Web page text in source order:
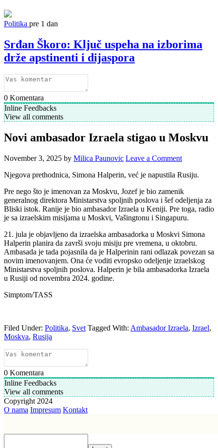
Politika pre 1 dan
Srđan Škoro: Ključ uspeha na izborima
drže apstinenti i dijaspora
0 Komentara
Inline Feedbacks
View all comments
Novi ambasador Izraela stigao u Moskvu
November 3, 2025 by Milica Paunovic Leave a Comment
Njegova prethodnica, Simona Halperin, već je napustila Rusiju.
Pre nego što je imenovan za Moskvu, Jozef je bio zamenik
generalnog direktora Ministarstva spoljnih poslova i šef odeljenja za
Bliski istok. Ranije je bio ambasador Izraela u Keniji. Pre toga, radio
je sa izraelskim misijama u Moskvi, Vašingtonu i Singapuru.
21. jula je objavljeno da izraelska ambasadorka u Moskvi Simona
Halperin planira da završi svoju misiju pre vremena, u oktobru.
Ambasada je tada pojasnila da je Halperinin rani odlazak povezan sa
novim imenovanjem. Ona će voditi evropsko odeljenje izraelskog
Ministarstva spoljnih poslova. Halperin je bila ambasadorka Izraela
u Rusiji od novembra 2024. godine.
Simptom/TASS
Filed Under: Politika, Svet Tagged With: Ambasador Izraela, Izrael,
Moskva, Rusija
0 Komentara
Inline Feedbacks
View all comments
Copyright 2024
O nama Impresum Kontakt